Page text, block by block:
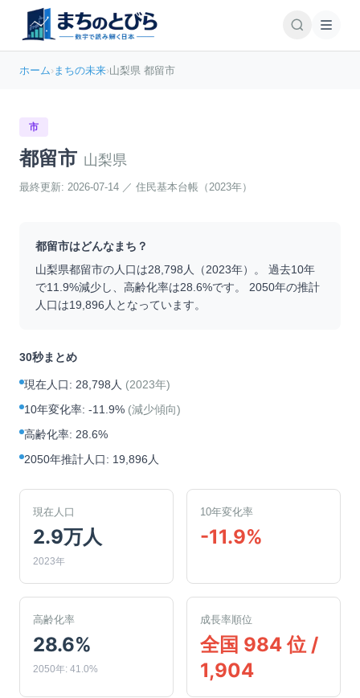
ホーム›まちの未来›山梨県 都留市
市
都留市 山梨県
最終更新: 2026-07-14 ／ 住民基本台帳（2023年）
都留市はどんなまち？
山梨県都留市の人口は28,798 人（2023年）。 過去10年
で11.9%減少し、高齢化率は28.6%です。 2050年の推計
人口は19,896 人となっています。
30秒まとめ
現在人口: 28,798人 (2023年)
10年変化率: -11.9% (減少傾向)
高齢化率: 28.6%
2050年推計人口: 19,896人
現在人口
2.9万人
2023年
10年変化率
-11.9%
高齢化率
28.6%
2050年: 41.0%
成長率順位
全国 984 位 /
1,904